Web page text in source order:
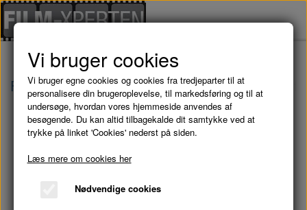
Forside Julefilm VALDES JUL: Skovens
Vi bruger cookies
Vi bruger egne cookies og cookies fra tredjeparter til at
personalisere din brugeroplevelse, til markedsføring og til at
undersøge, hvordan vores hjemmeside anvendes af
besøgende. Du kan altid tilbagekalde dit samtykke ved at
trykke på linket 'Cookies' nederst på siden.
Læs mere om cookies her
Nødvendige cookies